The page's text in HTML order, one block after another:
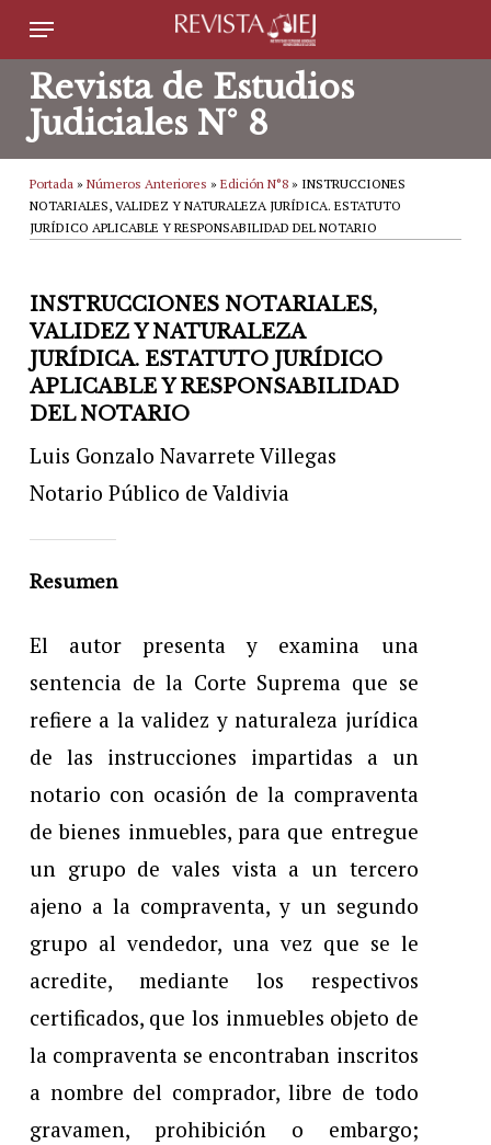
Skip
to
main
content
Menu
Revista de Estudios
Judiciales N° 8
Portada »Números Anteriores »Edición N°8 » INSTRUCCIONES
NOTARIALES, VALIDEZ Y NATURALEZA JURÍDICA. ESTATUTO
JURÍDICO APLICABLE Y RESPONSABILIDAD DEL NOTARIO
INSTRUCCIONES NOTARIALES,
VALIDEZ Y NATURALEZA
JURÍDICA. ESTATUTO JURÍDICO
APLICABLE Y RESPONSABILIDAD
DEL NOTARIO
Luis Gonzalo Navarrete Villegas
Notario Público de Valdivia
Resumen
El autor presenta y examina una
sentencia de la Corte Suprema que se
refiere a la validez y naturaleza jurídica
de las instrucciones impartidas a un
notario con ocasión de la compraventa
de bienes inmuebles, para que entregue
un grupo de vales vista a un tercero
ajeno a la compraventa, y un segundo
grupo al vendedor, una vez que se le
acredite, mediante los respectivos
certificados, que los inmuebles objeto de
la compraventa se encontraban inscritos
a nombre del comprador, libre de todo
gravamen, prohibición o embargo;